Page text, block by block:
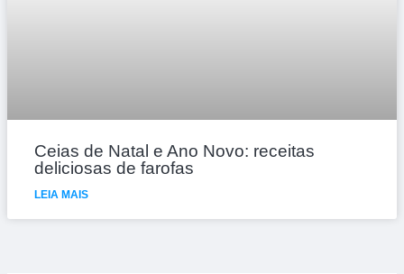
Ceias de Natal e Ano Novo: receitas
deliciosas de farofas
LEIA MAIS